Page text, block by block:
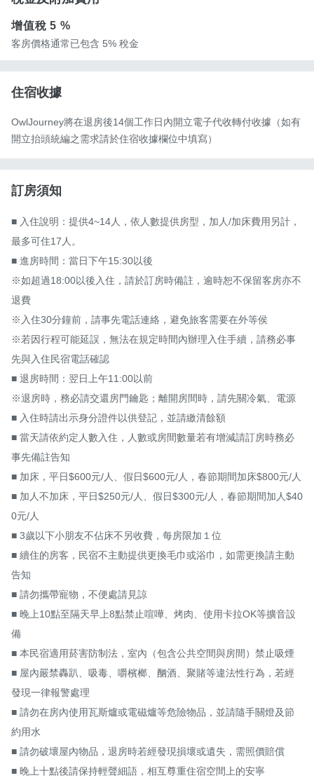
增值稅5 %
客房價格通常已包含 5% 稅金
住宿收據
OwlJourney將在退房後14個工作日內開立電子代收轉付收據（如有
開立抬頭統編之需求請於住宿收據欄位中填寫）
訂房須知
■ 入住說明：提供4~14人，依人數提供房型，加人/加床費用另計，
最多可住17人。
■ 進房時間：當日下午15:30以後
※如超過18:00以後入住，請於訂房時備註，逾時恕不保留客房亦不
退費
※入住30分鐘前，請事先電話連絡，避免旅客需要在外等侯
※若因行程可能延誤，無法在規定時間內辦理入住手續，請務必事
先與入住民宿電話確認
■ 退房時間：翌日上午11:00以前
※退房時，務必請交還房門鑰匙；離開房間時，請先關冷氣、電源
■ 入住時請出示身分證件以供登記，並請繳清餘額
■ 當天請依約定人數入住，人數或房間數量若有增減請訂房時務必
事先備註告知
■ 加床，平日$600元/人、假日$600元/人，春節期間加床$800元/人
■ 加人不加床，平日$250元/人、假日$300元/人，春節期間加人$40
0元/人
■ 3歲以下小朋友不佔床不另收費，每房限加１位
■ 續住的房客，民宿不主動提供更換毛巾或浴巾，如需更換請主動
告知
■ 請勿攜帶寵物，不便處請見諒
■ 晚上10點至隔天早上8點禁止喧嘩、烤肉、使用卡拉OK等擴音設
備
■ 本民宿適用菸害防制法，室內（包含公共空間與房間）禁止吸煙
■ 屋內嚴禁轟趴、吸毒、嚼檳榔、酗酒、聚賭等違法性行為，若經
發現一律報警處理
■ 請勿在房內使用瓦斯爐或電磁爐等危險物品，並請隨手關燈及節
約用水
■ 請勿破壞屋內物品，退房時若經發現損壞或遺失，需照價賠償
■ 晚上十點後請保持輕聲細語，相互尊重住宿空間上的安寧